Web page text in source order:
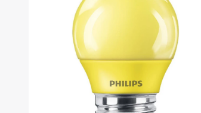
Bildgalerie